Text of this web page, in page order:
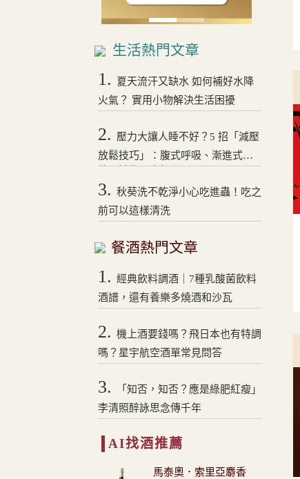
生活熱門文章
1.
夏天流汗又缺水 如何補好水降
火氣？ 實用小物解決生活困擾
2.
壓力大讓人睡不好？5 招「減壓
放鬆技巧」：腹式呼吸、漸進式拉
3. 秋葵洗不乾淨小心吃進蟲！吃之
前可以這樣清洗
餐酒熱門文章
1. 經典飲料調酒｜7種乳酸菌飲料
酒譜，還有養樂多燒酒和沙瓦
2. 機上酒要錢嗎？飛日本也有特調
嗎？星宇航空酒單常見問答
3.
「知否，知否？應是綠肥紅瘦」
李清照醉詠思念傳千年
AI找酒推薦
馬泰奧．索里亞麝香